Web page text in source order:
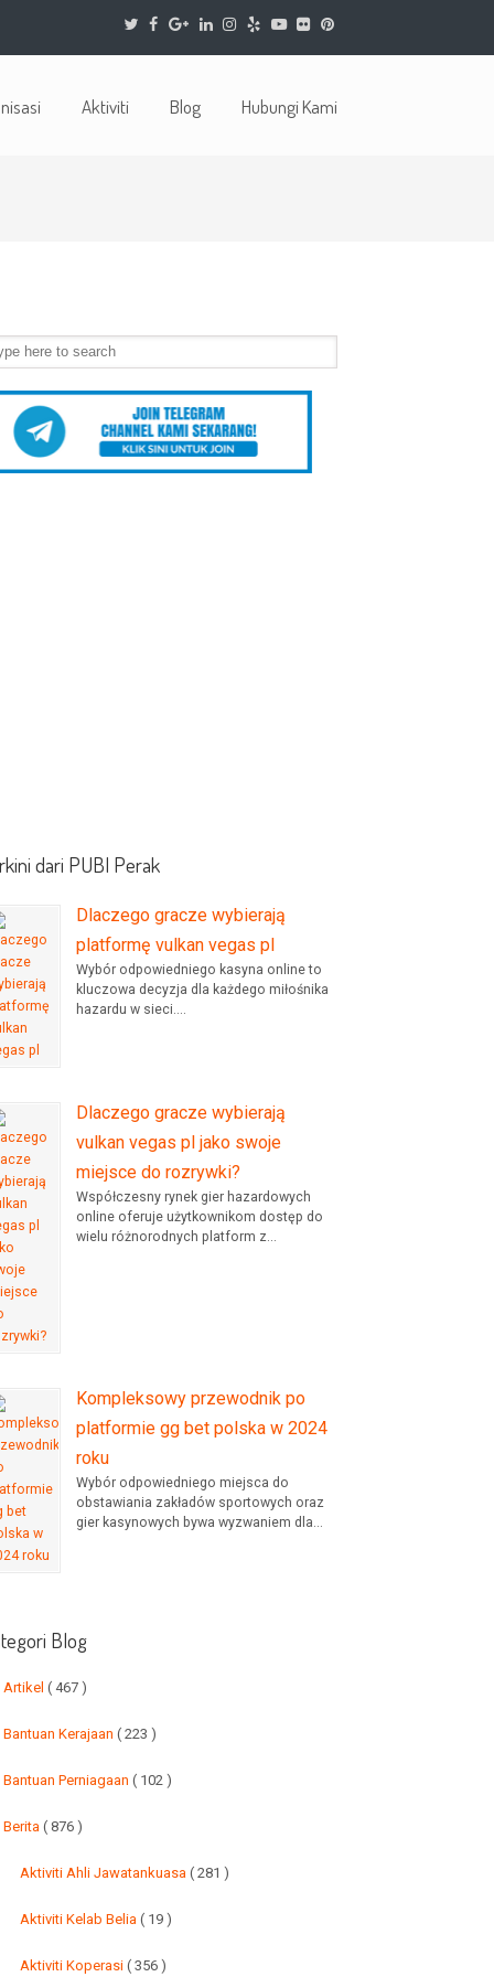
Aktiviti Blog Hubungi Kami
dari PUBI Perak
Dlaczego gracze wybierają
platformę vulkan vegas pl
Wybór odpowiedniego kasyna online to
kluczowa decyzja dla każdego miłośnika
hazardu w sieci....
Dlaczego gracze wybierają
vulkan vegas pl jako swoje
miejsce do rozrywki?
Współczesny rynek gier hazardowych
online oferuje użytkownikom dostęp do
wielu różnorodnych platform z...
Kompleksowy przewodnik po
platformie gg bet polska w 2024
roku
Wybór odpowiedniego miejsca do
obstawiania zakładów sportowych oraz
gier kasynowych bywa wyzwaniem dla...
Blog
Artikel ( 467 )
Bantuan Kerajaan ( 223 )
Bantuan Perniagaan ( 102 )
Berita ( 876 )
Aktiviti Ahli Jawatankuasa ( 281 )
Aktiviti Kelab Belia ( 19 )
Aktiviti Koperasi ( 356 )